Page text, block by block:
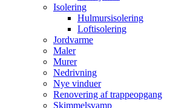
Isolering
Hulmursisolering
Loftisolering
Jordvarme
Maler
Murer
Nedrivning
Nye vinduer
Renovering af trappeopgang
Skimmelsvamp